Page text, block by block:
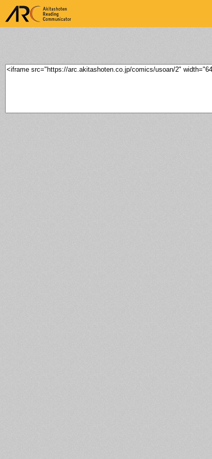
ARK Akitashoten Reading